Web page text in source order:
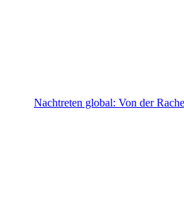
Nachtreten global: Von der